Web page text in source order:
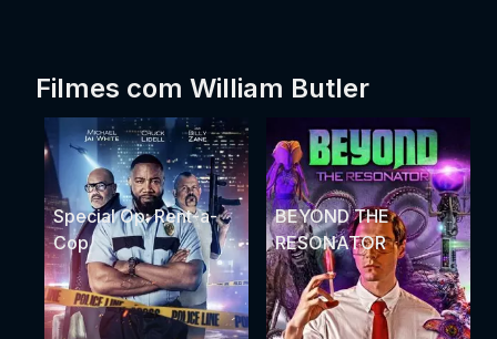
Filmes com William Butler
Special Op: Rent-a-
Cop
BEYOND THE
RESONATOR